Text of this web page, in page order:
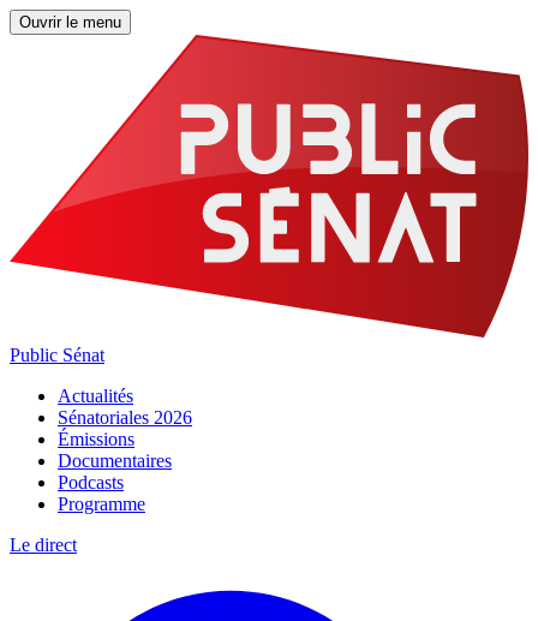
Ouvrir le menu
Public Sénat
Actualités
Sénatoriales 2026
Émissions
Documentaires
Podcasts
Programme
Le direct